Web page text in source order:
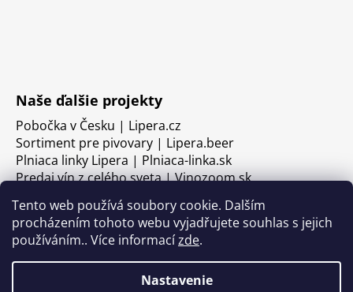
Tento web používá soubory cookie. Dalším
procházením tohoto webu vyjadřujete souhlas s jejich
používáním.. Více informacízde.
Nastavenie
Naše ďalšie projekty
Pobočka v Česku | Lipera.cz
Sortiment pre pivovary | Lipera.beer
Plniaca linky Lipera | Plniaca-linka.sk
Predaj vín z celého sveta | Vinozoom.sk